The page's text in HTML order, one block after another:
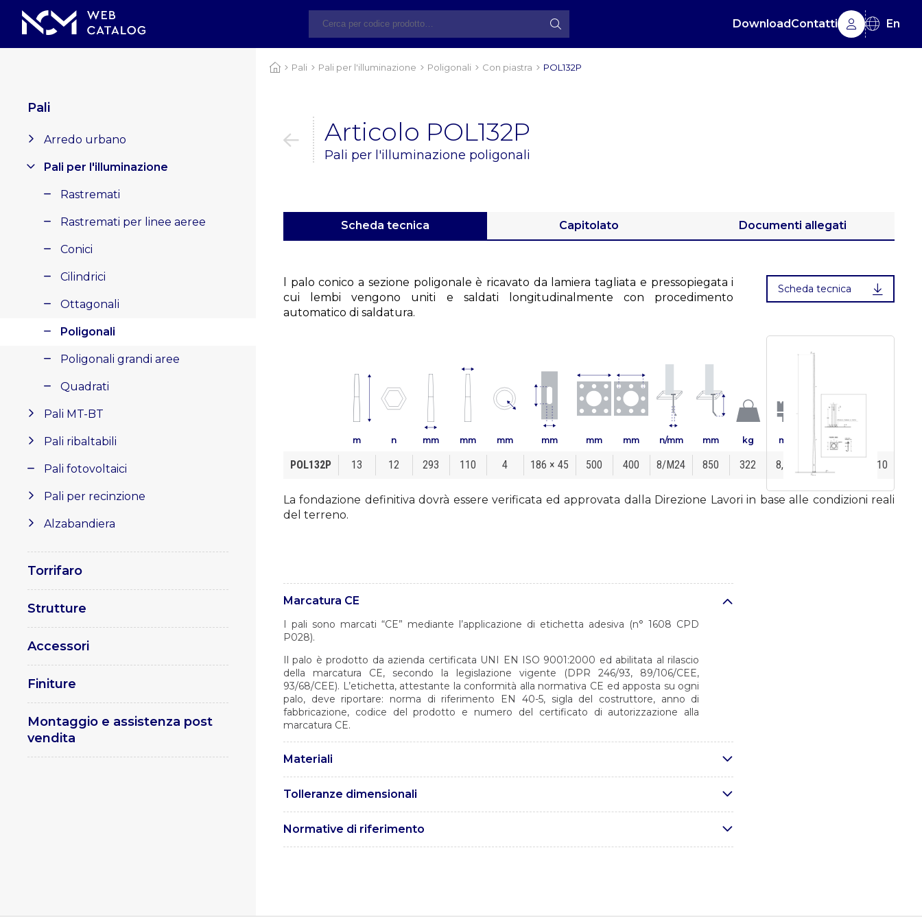
DownloadContatti En
Pali
Arredo urbano
Pali per l'illuminazione
Rastremati
Rastremati per linee aeree
Conici
Cilindrici
Ottagonali
Poligonali
Poligonali grandi aree
Quadrati
Pali MT-BT
Pali ribaltabili
Pali fotovoltaici
Pali per recinzione
Alzabandiera
Torrifaro
Strutture
Accessori
Finiture
Montaggio e assistenza post
vendita
Pali Pali per l'illuminazione Poligonali Con piastra POL132P
Articolo POL132P
Pali per l'illuminazione poligonali
Scheda tecnica
l palo conico a sezione poligonale è ricavato da lamiera tagliata e pressopiegata i
cui lembi vengono uniti e saldati longitudinalmente con procedimento
automatico di saldatura.
La fondazione definitiva dovrà essere verificata ed approvata dalla Direzione Lavori in base alle condizioni reali
del terreno.
m n mm mm mm mm mm mm n/mm mm kg m² m x m x m
POL132P 13 12 293 110 4 186 × 45 500 400 8/M24 850 322 8,43 1,80 × 1,80 × 1,10
Marcatura CE
I pali sono marcati “CE” mediante l’applicazione di etichetta adesiva (n° 1608 CPD
P028).
Il palo è prodotto da azienda certificata UNI EN ISO 9001:2000 ed abilitata al rilascio
della marcatura CE, secondo la legislazione vigente (DPR 246/93, 89/106/CEE,
93/68/CEE). L’etichetta, attestante la conformità alla normativa CE ed apposta su ogni
palo, deve riportare: norma di riferimento EN 40-5, sigla del costruttore, anno di
fabbricazione, codice del prodotto e numero del certificato di autorizzazione alla
marcatura CE.
Materiali
EN 10025
Tolleranze dimensionali
Normative di riferimento
Parte 1: saldatura ad arco e a gas degli acciai.
Scheda tecnica
Capitolato Documenti allegati